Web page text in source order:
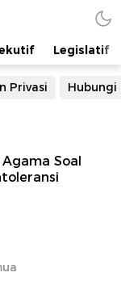
Legislatif
Privasi Hubungi
Soal